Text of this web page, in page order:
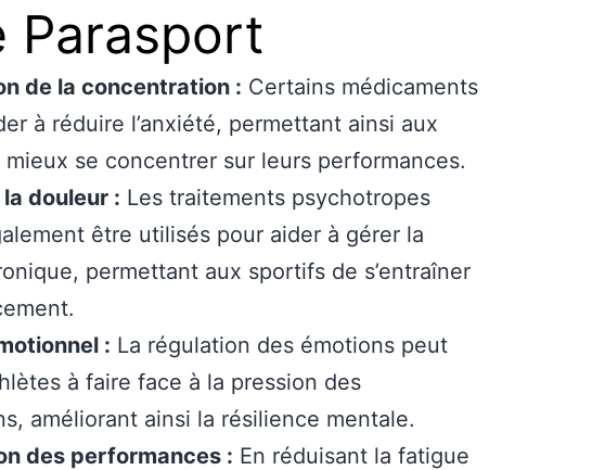
Parasport
de la concentration : Certains médicaments
à réduire l’anxiété, permettant ainsi aux
se concentrer sur leurs performances.
douleur : Les traitements psychotropes
être utilisés pour aider à gérer la
permettant aux sportifs de s’entraîner
: La régulation des émotions peut
à faire face à la pression des
améliorant ainsi la résilience mentale.
des performances : En réduisant la fatigue